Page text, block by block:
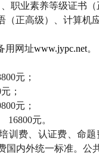
职业素养等级证书（
正高级）、计算机
用网址www.jypc.net。
元；
元；
元；
16800元。
训费、认证费、命
国内外统一标准。公